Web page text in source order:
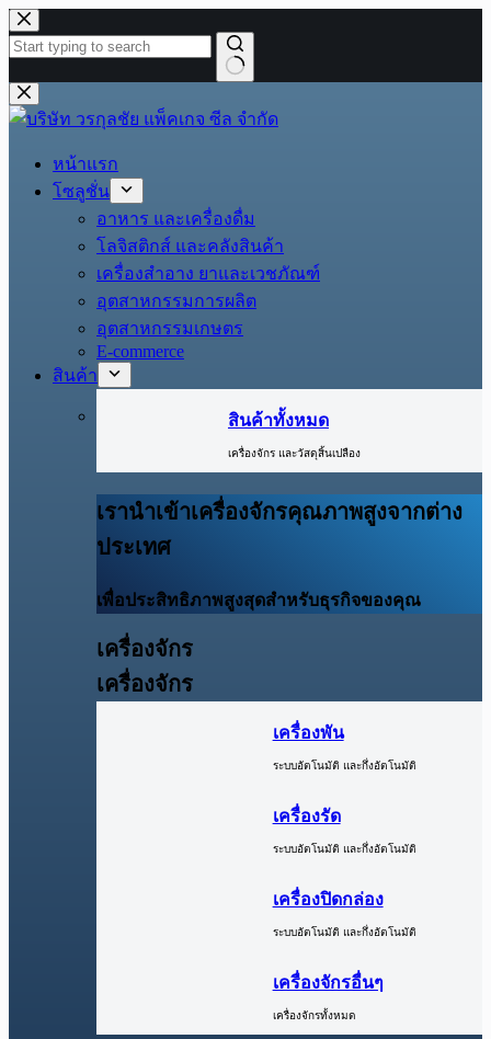
Skip
to
content
No
results
หน้าแรก
โซลูชั่น
อาหาร และเครื่องดื่ม
โลจิสติกส์ และคลังสินค้า
เครื่องสำอาง ยาและเวชภัณฑ์
อุตสาหกรรมการผลิต
อุตสาหกรรมเกษตร
E-commerce
สินค้า
สินค้าทั้งหมด
เครื่องจักร และวัสดุสิ้นเปลือง
เรานำเข้าเครื่องจักรคุณภาพสูงจากต่าง
ประเทศ
เพื่อประสิทธิภาพสูงสุดสำหรับธุรกิจของคุณ
เครื่องจักร
เครื่องจักร
เครื่องพัน
ระบบอัตโนมัติ และกึ่งอัตโนมัติ
เครื่องรัด
ระบบอัตโนมัติ และกึ่งอัตโนมัติ
เครื่องปิดกล่อง
ระบบอัตโนมัติ และกึ่งอัตโนมัติ
เครื่องจักรอื่นๆ
เครื่องจักรทั้งหมด